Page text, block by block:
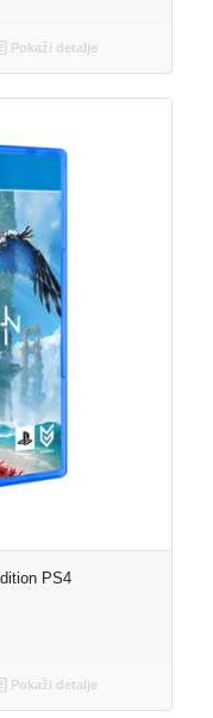
Pokaži detalje
PS4
Pokaži detalje